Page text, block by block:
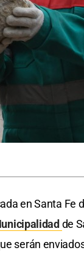
en Santa Fe
de
serán